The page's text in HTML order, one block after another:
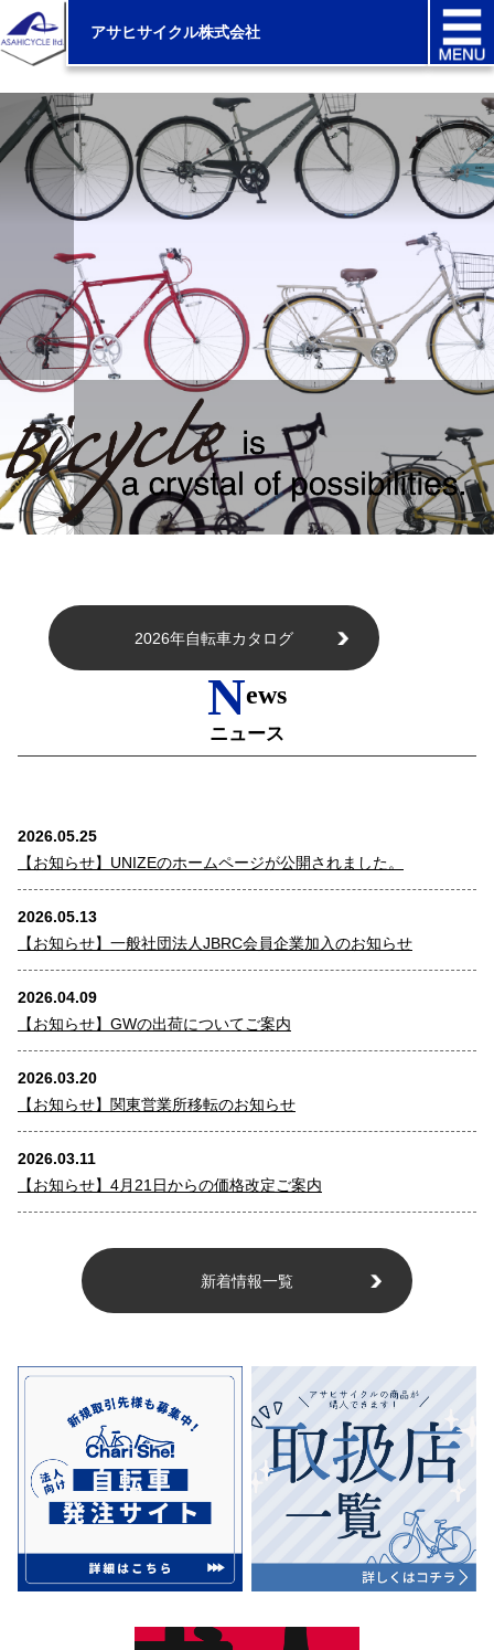
アサヒサイクル株式会社
2026年自転車カタログ
News
ニュース
2026.05.25
【お知らせ】UNIZEのホームページが公開されました。
2026.05.13
【お知らせ】一般社団法人JBRC会員企業加入のお知らせ
2026.04.09
【お知らせ】GWの出荷についてご案内
2026.03.20
【お知らせ】関東営業所移転のお知らせ
2026.03.11
【お知らせ】4月21日からの価格改定ご案内
新着情報一覧